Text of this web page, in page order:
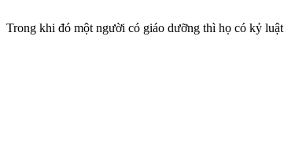
Trong khi đó một người có giáo dưỡng thì họ có kỷ